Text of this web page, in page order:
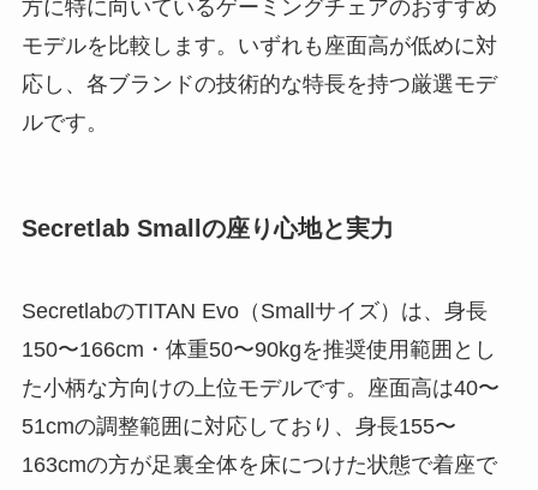
方に特に向いているゲーミングチェアのおすすめ
モデルを比較します。いずれも座面高が低めに対
応し、各ブランドの技術的な特長を持つ厳選モデ
ルです。
Secretlab Smallの座り心地と実力
SecretlabのTITAN Evo（Smallサイズ）は、身長
150〜166cm・体重50〜90kgを推奨使用範囲とし
た小柄な方向けの上位モデルです。座面高は40〜
51cmの調整範囲に対応しており、身長155〜
163cmの方が足裏全体を床につけた状態で着座で